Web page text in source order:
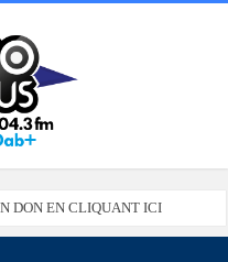
DON EN CLIQUANT ICI